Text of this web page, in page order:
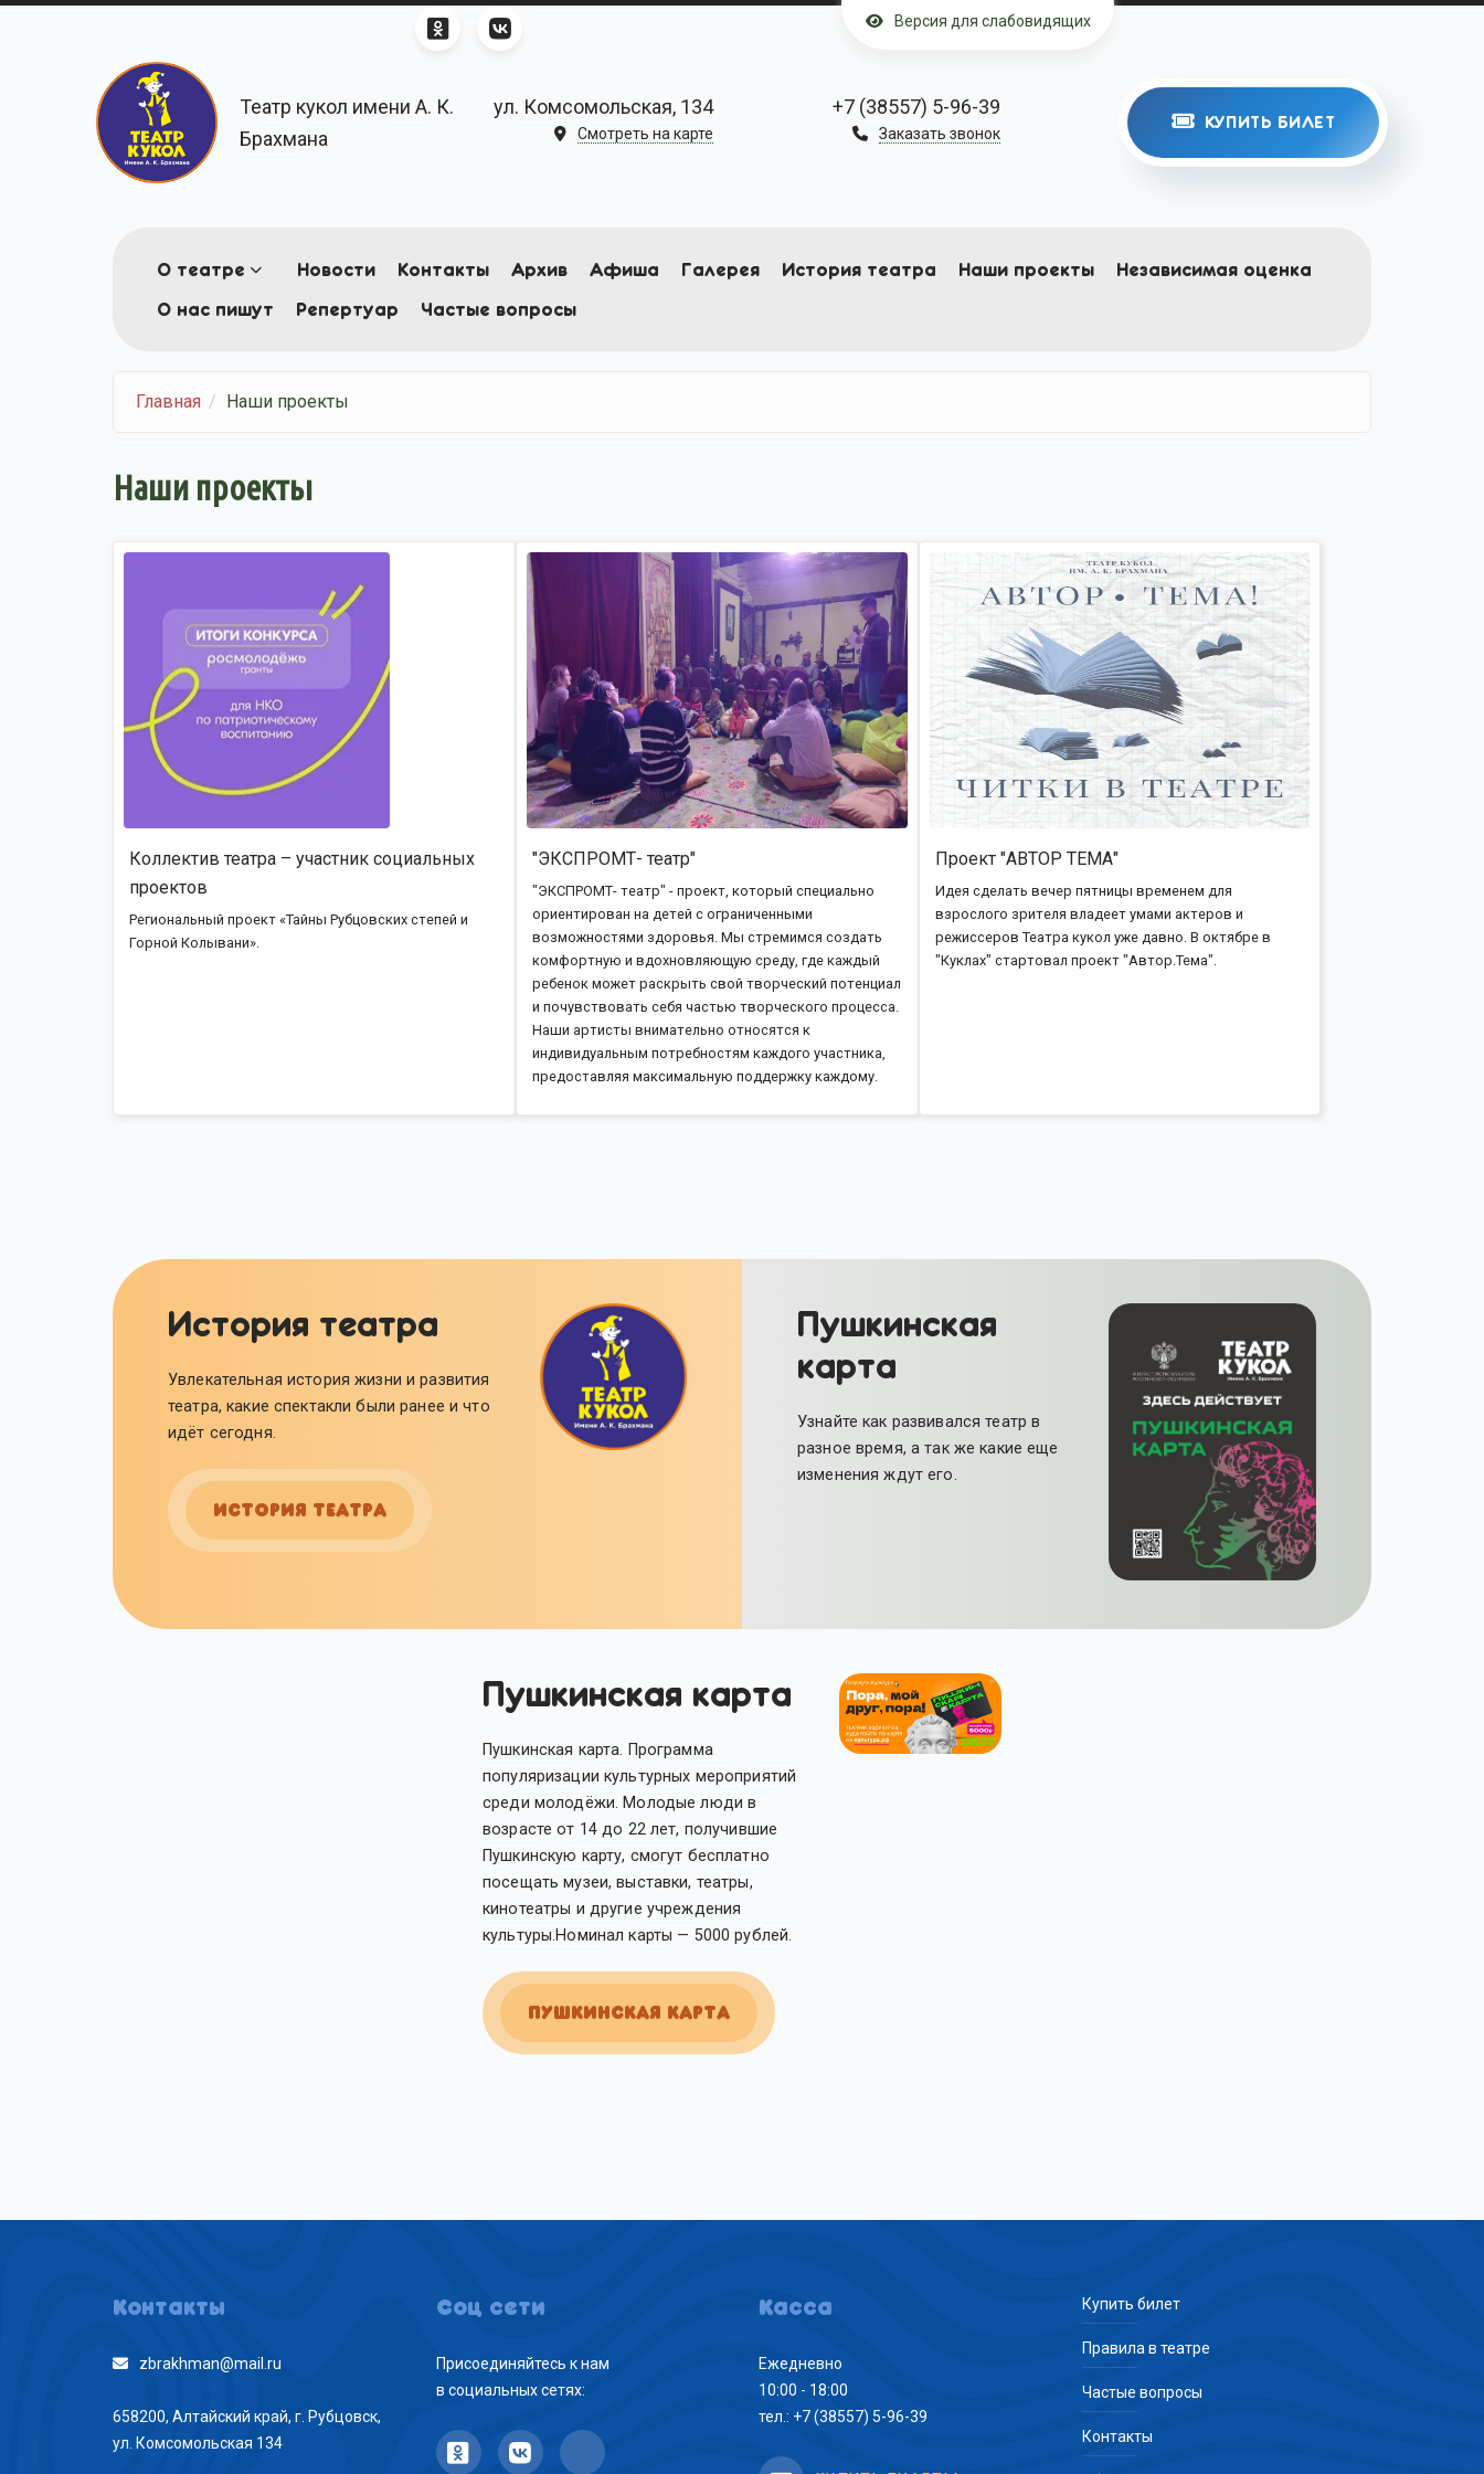
Версия для слабовидящих
Театр кукол имени А. К.
Брахмана
ул. Комсомольская, 134
Смотреть на карте
+7 (38557) 5-96-39
Заказать звонок
КУПИТЬ БИЛЕТ
О театре Новости Контакты Архив Афиша Галерея История театра Наши проекты
Независимая оценка
О нас пишут
Репертуар Частые вопросы
Главная Наши проекты
Наши проекты
Коллектив театра – участник социальных
проектов
Региональный проект «Тайны Рубцовских степей и
Горной Колывани».
"ЭКСПРОМТ- театр"
"ЭКСПРОМТ- театр" - проект, который специально
ориентирован на детей с ограниченными
возможностями здоровья. Мы стремимся создать
комфортную и вдохновляющую среду, где каждый
ребенок может раскрыть свой творческий потенциал
и почувствовать себя частью творческого процесса.
Наши артисты внимательно относятся к
индивидуальным потребностям каждого участника,
предоставляя максимальную поддержку каждому.
Проект "АВТОР ТЕМА"
Идея сделать вечер пятницы временем для
взрослого зрителя владеет умами актеров и
режиссеров Театра кукол уже давно. В октябре в
"Куклах" стартовал проект "Автор.Тема".
История театра
Увлекательная история жизни и развития
театра, какие спектакли были ранее и что
идёт сегодня.
ИСТОРИЯ ТЕАТРА
Пушкинская
карта
Узнайте как развивался театр в
разное время, а так же какие еще
изменения ждут его.
Пушкинская карта
Пушкинская карта. Программа
популяризации культурных мероприятий
среди молодёжи. Молодые люди в
возрасте от 14 до 22 лет, получившие
Пушкинскую карту, смогут бесплатно
посещать музеи, выставки, театры,
кинотеатры и другие учреждения
культуры.Номинал карты — 5000 рублей.
ПУШКИНСКАЯ КАРТА
Контакты
zbrakhman@mail.ru
658200, Алтайский край, г. Рубцовск,
ул. Комсомольская 134
Соц сети
Присоединяйтесь к нам
в социальных сетях:
Касса
Ежедневно
10:00 - 18:00
тел.: +7 (38557) 5-96-39
Купить билет
Правила в театре
Частые вопросы
Контакты